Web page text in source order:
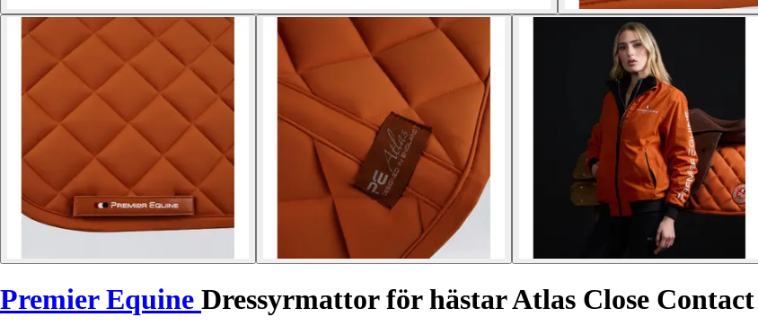
Premier Equine Dressyrmattor för hästar Atlas Close Contact